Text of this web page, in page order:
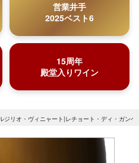
営業井手
2025ベスト6
15周年
殿堂入りワイン
ジリオ・ヴィニャート|レチョート・ディ・ガン